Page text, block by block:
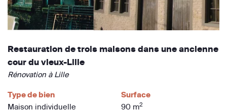
Restauration de trois maisons dans une ancienne
cour du vieux-Lille
Rénovation à Lille
Type de bien
Maison individuelle
Surface
90 m2